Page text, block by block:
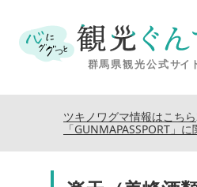
ツキノワグマ情報はこちら
「GUNMAPASSPORT」